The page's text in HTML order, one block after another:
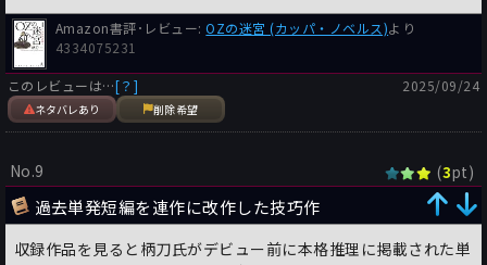
Amazon書評･レビュー:OZの迷宮 (カッパ・ノベルス)より
4334075231
このレビューは…[？]
ネタバレあり 削除希望
2025/09/24
No.9 (3pt)
過去単発短編を連作に改作した技巧作
収録作品を見ると柄刀氏がデビュー前に本格推理に掲載された単